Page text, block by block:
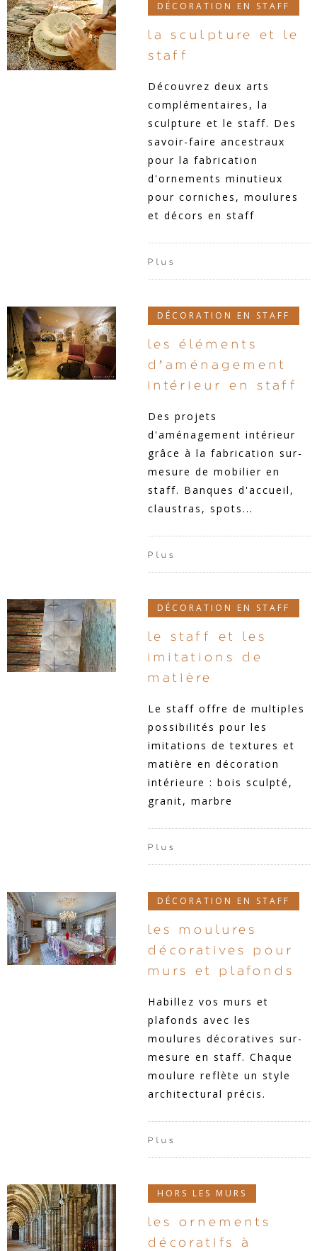
DÉCORATION EN STAFF
la sculpture et le
staff
Découvrez deux arts
complémentaires, la
sculpture et le staff. Des
savoir-faire ancestraux
pour la fabrication
d'ornements minutieux
pour corniches, moulures
et décors en staff
Plus
DÉCORATION EN STAFF
les éléments
d’aménagement
intérieur en staff
Des projets
d'aménagement intérieur
grâce à la fabrication sur-
mesure de mobilier en
staff. Banques d'accueil,
claustras, spots...
Plus
DÉCORATION EN STAFF
le staff et les
imitations de
matière
Le staff offre de multiples
possibilités pour les
imitations de textures et
matière en décoration
intérieure : bois sculpté,
granit, marbre
Plus
DÉCORATION EN STAFF
les moulures
décoratives pour
murs et plafonds
Habillez vos murs et
plafonds avec les
moulures décoratives sur-
mesure en staff. Chaque
moulure reflète un style
architectural précis.
Plus
HORS LES MURS
les ornements
décoratifs à